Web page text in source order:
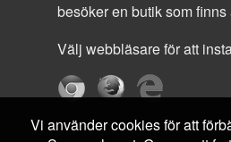
besöker en butik som
Välj webbläsare för att
Vi använder cookies för att